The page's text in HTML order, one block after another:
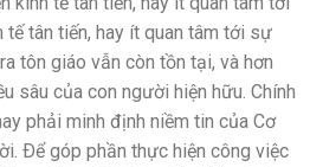
tế tân tiến, hay ít quan tâm tới sự
tôn giáo vẫn còn tồn tại, và hơn
sâu của con người hiện hữu. Chính
phải minh định niềm tin của Cơ
Ðể góp phần thực hiện công việc